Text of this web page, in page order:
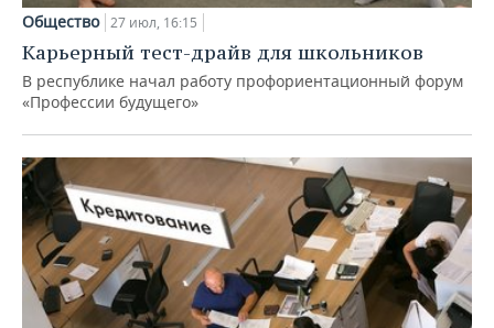
Общество 27 июл, 16:15
Карьерный тест-драйв для школьников
В республике начал работу профориентационный форум
«Профессии будущего»